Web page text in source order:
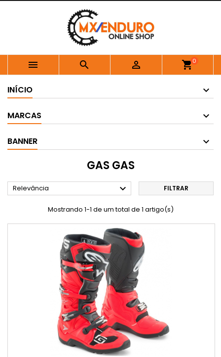
   shopping_cart0
INÍCIO
MARCAS
BANNER
GAS GAS
Relevância  FILTRAR
Mostrando 1-1 de um total de 1 artigo(s)